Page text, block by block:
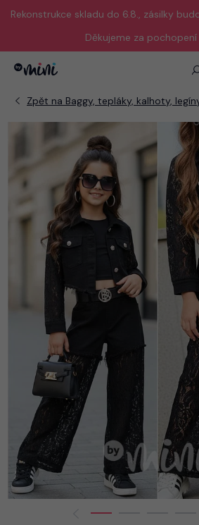
Rekonstrukce skladu do 6.8., zásilky
Děkujeme za pochopení